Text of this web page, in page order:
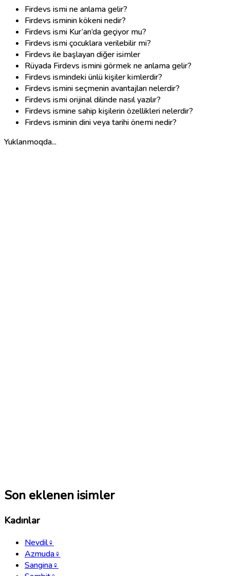
Firdevs ismi ne anlama gelir?
Firdevs isminin kökeni nedir?
Firdevs ismi Kur’an’da geçiyor mu?
Firdevs ismi çocuklara verilebilir mi?
Firdevs ile başlayan diğer isimler
Rüyada Firdevs ismini görmek ne anlama gelir?
Firdevs ismindeki ünlü kişiler kimlerdir?
Firdevs ismini seçmenin avantajları nelerdir?
Firdevs ismi orijinal dilinde nasıl yazılır?
Firdevs ismine sahip kişilerin özellikleri nelerdir?
Firdevs isminin dini veya tarihi önemi nedir?
Yuklanmoqda...
Son eklenen isimler
Kadınlar
Nevdil♀
Azmuda♀
Sangina♀